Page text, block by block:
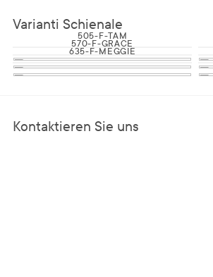
Varianti Schienale
505-F-TAM
570-F-GRACE
635-F-MEGGIE
Kontaktieren Sie uns